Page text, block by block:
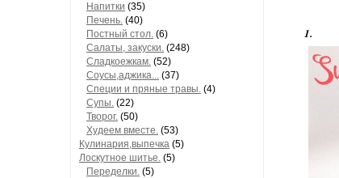
Напитки (35)
Печень. (40)
Постный стол. (6)
Салаты, закуски. (248)
Сладкоежкам. (52)
Соусы,аджика... (37)
Специи и пряные травы. (4)
Супы. (22)
Творог. (50)
Худеем вместе. (53)
Кулинария,выпечка (5)
Лоскутное шитье. (5)
Переделки. (5)
1.